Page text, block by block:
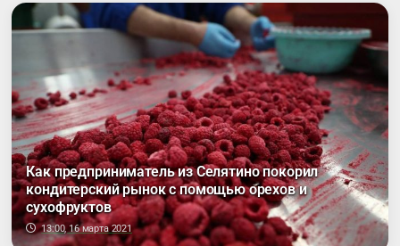
Как предприниматель из Селятино покорил
кондитерский рынок с помощью орехов и
сухофруктов
13:00, 16 марта 2021